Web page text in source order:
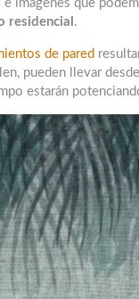
imágenes que
residencial .
de pared
pueden llevar
estarán